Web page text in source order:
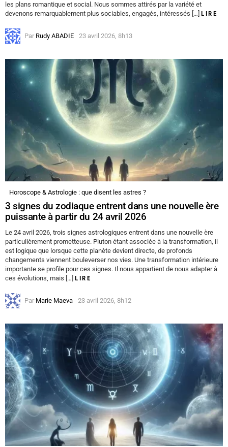
les plans romantique et social. Nous sommes attirés par la variété et
devenons remarquablement plus sociables, engagés, intéressés […] LIRE
Par Rudy ABADIE 23 avril 2026, 8h13
Horoscope & Astrologie : que disent les astres ?
3 signes du zodiaque entrent dans une nouvelle ère
puissante à partir du 24 avril 2026
Le 24 avril 2026, trois signes astrologiques entrent dans une nouvelle ère
particulièrement prometteuse. Pluton étant associée à la transformation, il
est logique que lorsque cette planète devient directe, de profonds
changements viennent bouleverser nos vies. Une transformation intérieure
importante se profile pour ces signes. Il nous appartient de nous adapter à
ces évolutions, mais […] LIRE
Par Marie Maeva 23 avril 2026, 8h12